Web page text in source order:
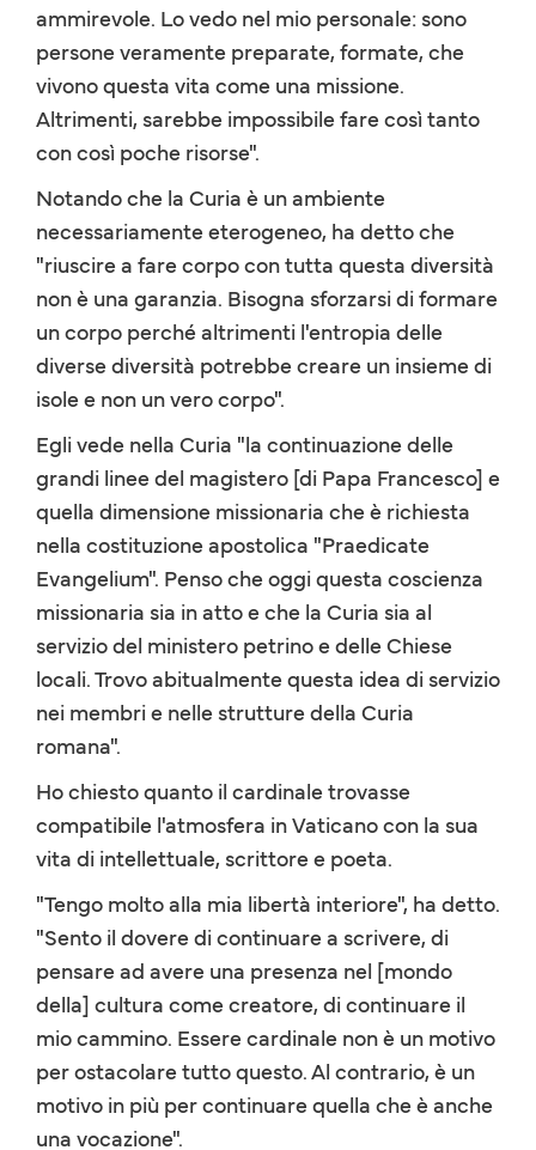
ammirevole. Lo vedo nel mio personale: sono
persone veramente preparate, formate, che
vivono questa vita come una missione.
Altrimenti, sarebbe impossibile fare così tanto
con così poche risorse".
Notando che la Curia è un ambiente
necessariamente eterogeneo, ha detto che
"riuscire a fare corpo con tutta questa diversità
non è una garanzia. Bisogna sforzarsi di formare
un corpo perché altrimenti l'entropia delle
diverse diversità potrebbe creare un insieme di
isole e non un vero corpo".
Egli vede nella Curia "la continuazione delle
grandi linee del magistero [di Papa Francesco] e
quella dimensione missionaria che è richiesta
nella costituzione apostolica "Praedicate
Evangelium". Penso che oggi questa coscienza
missionaria sia in atto e che la Curia sia al
servizio del ministero petrino e delle Chiese
locali. Trovo abitualmente questa idea di servizio
nei membri e nelle strutture della Curia
romana".
Ho chiesto quanto il cardinale trovasse
compatibile l'atmosfera in Vaticano con la sua
vita di intellettuale, scrittore e poeta.
"Tengo molto alla mia libertà interiore", ha detto.
"Sento il dovere di continuare a scrivere, di
pensare ad avere una presenza nel [mondo
della] cultura come creatore, di continuare il
mio cammino. Essere cardinale non è un motivo
per ostacolare tutto questo. Al contrario, è un
motivo in più per continuare quella che è anche
una vocazione".